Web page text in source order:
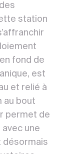
station
fond de
est
et relié à
au bout
permet de
une
désormais